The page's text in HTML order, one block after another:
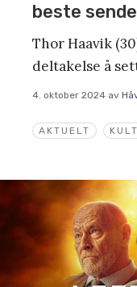
AKTUELT
beste
Thor Haavik
deltakelse å
4. oktober 2024 av